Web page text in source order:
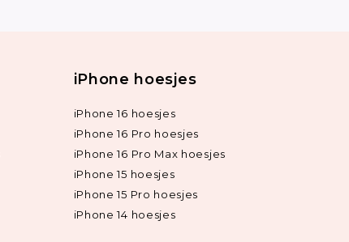
iPhone hoesjes
iPhone 16 hoesjes
iPhone 16 Pro hoesjes
iPhone 16 Pro Max hoesjes
iPhone 15 hoesjes
iPhone 15 Pro hoesjes
iPhone 14 hoesjes